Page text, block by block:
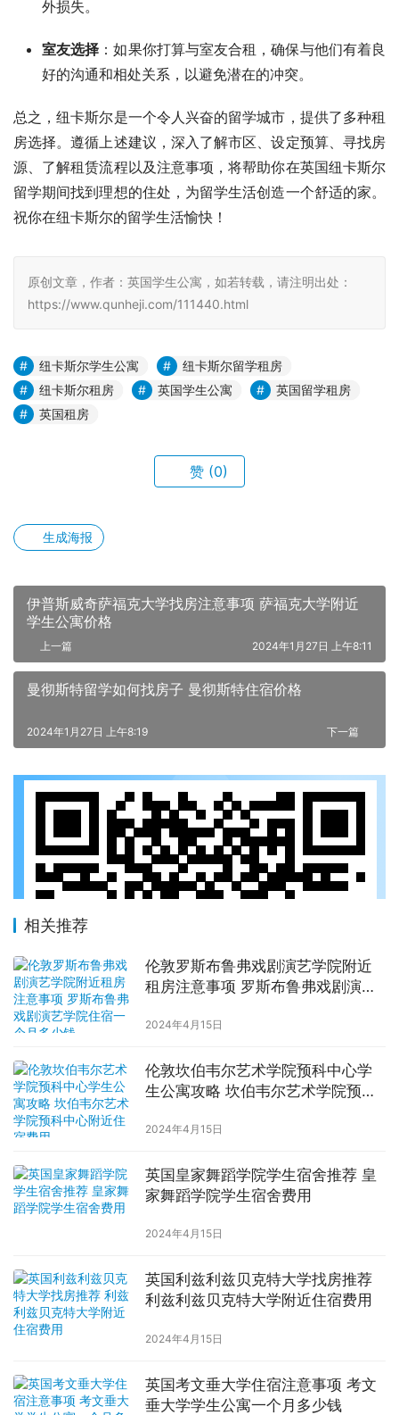
外损失。
室友选择 ：如果你打算与室友合租，确保与他们有着良
好的沟通和相处关系，以避免潜在的冲突。
总之，纽卡斯尔是一个令人兴奋的留学城市，提供了多种租
房选择。遵循上述建议，深入了解市区、设定预算、寻找房
源、了解租赁流程以及注意事项，将帮助你在英国纽卡斯尔
留学期间找到理想的住处，为留学生活创造一个舒适的家。
祝你在纽卡斯尔的留学生活愉快！
原创文章，作者：英国学生公寓，如若转载，请注明出处：
https://www.qunheji.com/111440.html
纽卡斯尔学生公寓
纽卡斯尔留学租房
纽卡斯尔租房
英国学生公寓
英国留学租房
英国租房
赞 (0)
生成海报
伊普斯威奇萨福克大学找房注意事项 萨福克大学附近
学生公寓价格
上一篇 2024年1月27日 上午8:11
曼彻斯特留学如何找房子 曼彻斯特住宿价格
下一篇
2024年1月27日 上午8:19
相关推荐
伦敦罗斯布鲁弗戏剧演艺学院附近
租房注意事项 罗斯布鲁弗戏剧演艺
2024年4月15日
伦敦坎伯韦尔艺术学院预科中心学
生公寓攻略 坎伯韦尔艺术学院预科
2024年4月15日
英国皇家舞蹈学院学生宿舍推荐 皇
家舞蹈学院学生宿舍费用
2024年4月15日
英国利兹利兹贝克特大学找房推荐
利兹利兹贝克特大学附近住宿费用
2024年4月15日
英国考文垂大学住宿注意事项 考文
垂大学学生公寓一个月多少钱